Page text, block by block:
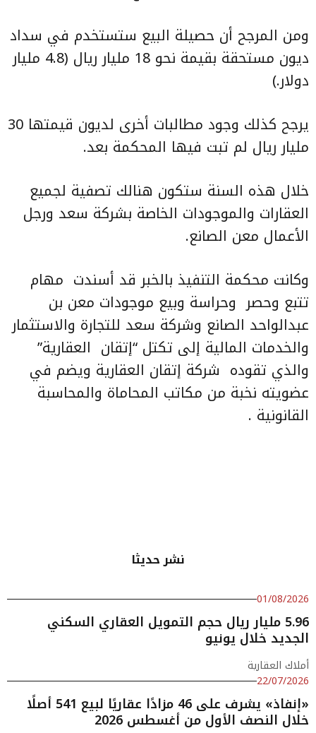
ومن المرجح أن حصيلة البيع ستستخدم في سداد
ديون مستحقة بقيمة نحو 18 مليار ريال (4.8 مليار
دولار.)
يرجح كذلك وجود مطالبات أخرى لديون قيمتها 30
مليار ريال لم تبت فيها المحكمة بعد.
خلال هذه السنة ستكون هنالك تصفية لجميع
العقارات والموجودات الخاصة بشركة سعد ورجل
الأعمال معن الصانع.
وكانت محكمة التنفيذ بالخبر قد أسندت مهام
تتبع وحصر وحراسة وبيع موجودات معن بن
عبدالواحد الصانع وشركة سعد للتجارة والاستثمار
والخدمات المالية إلى تكتل “إتقان العقارية”
والذي تقوده شركة إتقان العقارية ويضم في
عضويته نخبة من مكاتب المحاماة والمحاسبة
القانونية .
نشر حديثا
01/08/2026
5.96 مليار ريال حجم التمويل العقاري السكني
الجديد خلال يونيو
أملاك العقارية
22/07/2026
«إنفاذ» يشرف على 46 مزادًا عقاريًا لبيع 541 أصلًا
خلال النصف الأول من أغسطس 2026